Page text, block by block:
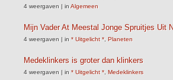
4 weergaven | in Algemeen
Mijn Vader At Meestal Jonge Spruitjes Uit
4 weergaven | in * Uitgelicht * Planeten
Medeklinkers is groter dan klinkers
4 weergaven | in * Uitgelicht * Medeklinkers